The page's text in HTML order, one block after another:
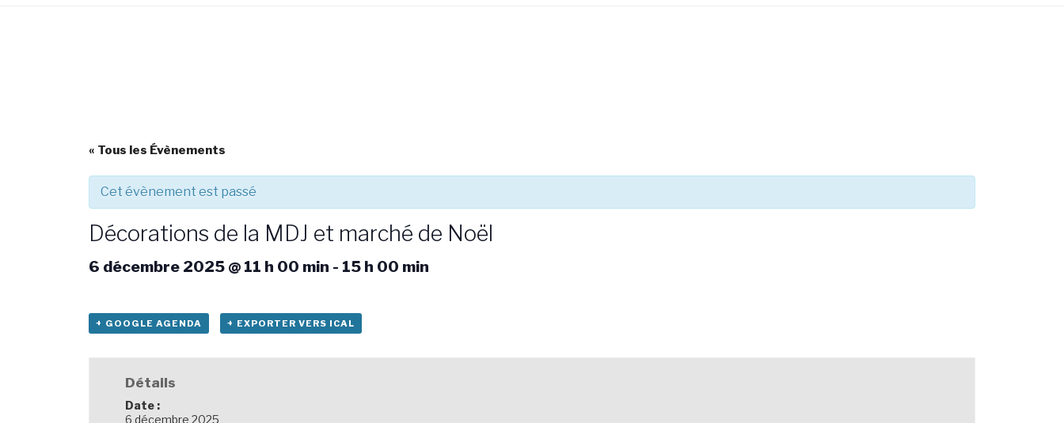
« Tous les Évènements
Cet évènement est passé
Décorations de la MDJ et marché de Noël
6 décembre 2025 @ 11 h 00 min - 15 h 00 min
+ GOOGLE AGENDA + EXPORTER VERS ICAL
Détails
Date :
6 décembre 2025